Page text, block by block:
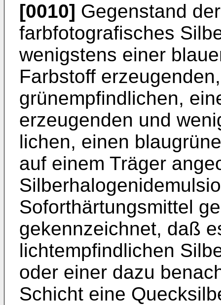
[0010] Gegenstand
farbfotografi­sches
wenigstens einer
Farbstoff
grünempfindlichen,
erzeugenden und
lichen, einen
auf einem Träger
Soforthärtungsmittel
gekennzeichnet, daß
lichtempfind­lichen
oder einer dazu
Schicht eine